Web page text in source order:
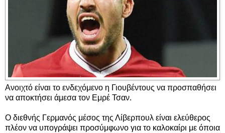
Ανοιχτό είναι το ενδεχόμενο η Γιουβέντους να προσπαθήσει
να αποκτήσει άμεσα τον Εμρέ Τσαν.
Ο διεθνής Γερμανός μέσος της Λίβερπουλ είναι ελεύθερος
πλέον να υπογράψει προσύμφωνο για το καλοκαίρι με όποια